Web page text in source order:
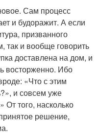
Сам процесс
и будоражит. А если
призванного
так и вообще говорить
доставлена на дом, и
восторженно. Ибо
«Что с этим
и совсем уже
От того, насколько
решение,